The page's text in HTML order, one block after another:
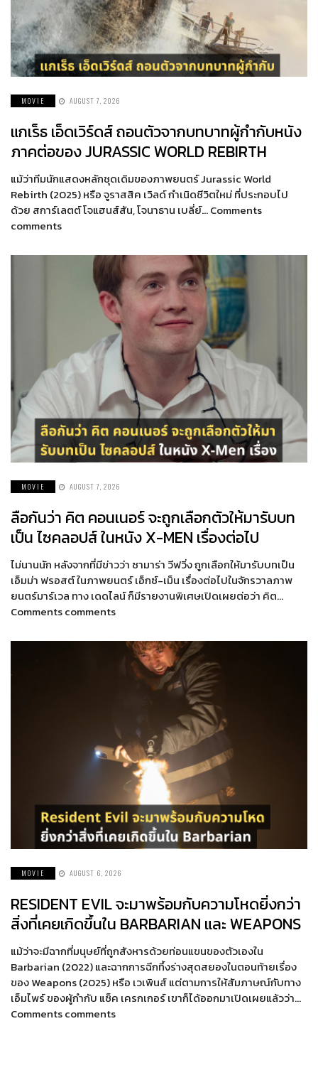
MOVIE AUGUST 7, 2026
แกเร็ธ เอ็ดเวิร์ดส์ ถอนตัวจากบทบาทผู้กำกับหนัง
ภาคต่อของ JURASSIC WORLD REBIRTH
แม้ว่าทีมนักแสดงหลักชุดเดิมของภาพยนตร์ Jurassic World
Rebirth (2025) หรือ จูราสสิค เวิลด์ กำเนิดชีวิตใหม่ ที่ประกอบไป
ด้วย สการ์เลตต์ โจแฮนส์สัน, โจนาธาน เบลี่ย์… Comments
comments
MOVIE AUGUST 7, 2026
ลือกันว่า คิต คอนเนอร์ จะถูกเลือกตัวให้มารับบท
เป็น ไซคลอปส์ ในหนัง X-MEN เรื่องต่อไป
ไม่นานนัก หลังจากที่มีข่าวว่า ซามาร่า วีฟวิ่ง ถูกเลือกให้มารับบทเป็น
เอ็มม่า ฟรอสต์ ในภาพยนตร์ เอ็กซ์-เม็น เรื่องต่อไปในจักรวาลภาพ
ยนตร์มาร์เวล ทาง เดดไลน์ ก็มีรายงานพิเศษเปิดเผยต่อว่า คิต…
Comments comments
MOVIE AUGUST 6, 2026
RESIDENT EVIL จะมาพร้อมกับความโหดยิ่งกว่า
สิ่งที่เคยเกิดขึ้นใน BARBARIAN และ WEAPONS
แม้ว่าจะมีฉากที่มนุษย์ที่ถูกสังหารด้วยท่อนแขนของตัวเองใน
Barbarian (2022) และฉากการฉีกทึ้งร่างสุดสยองในตอนท้ายเรื่อง
ของ Weapons (2025) หรือ เวเพินส์ แต่ตามการให้สัมภาษณ์กับทาง
เอ็มไพร์ ของผู้กำกับ แซ็ค เครกเกอร์ เขาก็ได้ออกมาเปิดเผยแล้วว่า…
Comments comments